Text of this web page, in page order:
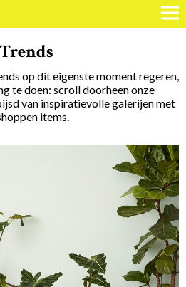
Trends
op dit eigenste moment regeren,
te doen: scroll doorheen onze
van inspiratievolle galerijen met
items.